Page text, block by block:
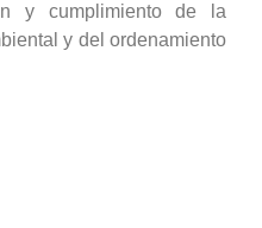
y cumplimiento de la
y del ordenamiento